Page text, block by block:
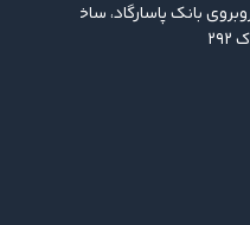
بانک پاسارگاد، ساختمان